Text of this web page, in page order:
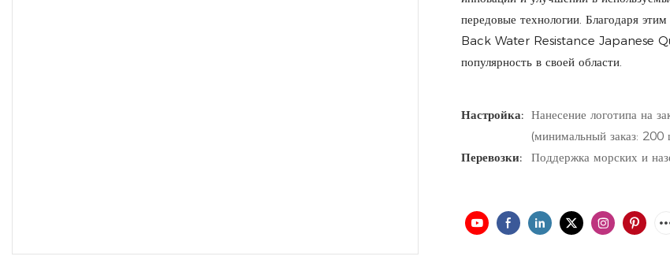
передовые технологии. Благодаря
Back Water Resistance Japanese
популярность в своей области.
Настройка: Нанесение логотипа на
(минимальный заказ: 200
Перевозки:
Поддержка морских и